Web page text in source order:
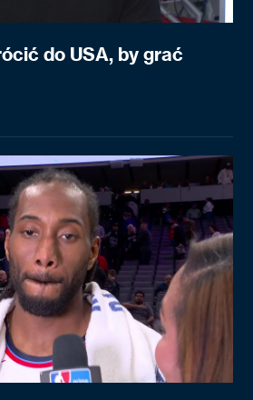
do USA, by grać